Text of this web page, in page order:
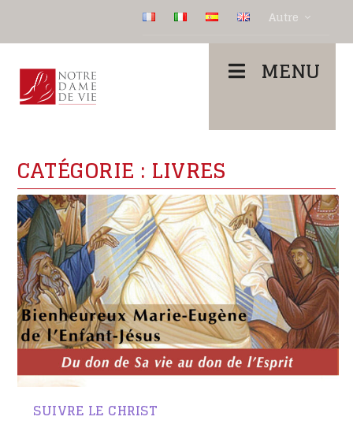
Autre
MENU
CATÉGORIE : LIVRES
SUIVRE LE CHRIST